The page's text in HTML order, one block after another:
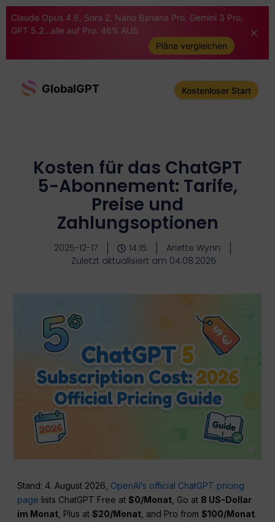
Claude Opus 4.6, Sora 2, Nano Banana Pro, Gemini 3 Pro,
GPT 5.2...alle auf Pro. 46% AUS
Pläne vergleichen
GlobalGPT Kostenloser Start
Kosten für das ChatGPT
5-Abonnement: Tarife,
Preise und
Zahlungsoptionen
2025-12-17 14:15
Ariette Wynn
Zuletzt aktualisiert am 04.08.2026
Stand: 4. August 2026, OpenAI’s official ChatGPT pricing
page lists ChatGPT Free at$0/Monat , Go at 8 US-Dollar
im Monat , Plus at$20/Monat , and Pro from$100/Monat.